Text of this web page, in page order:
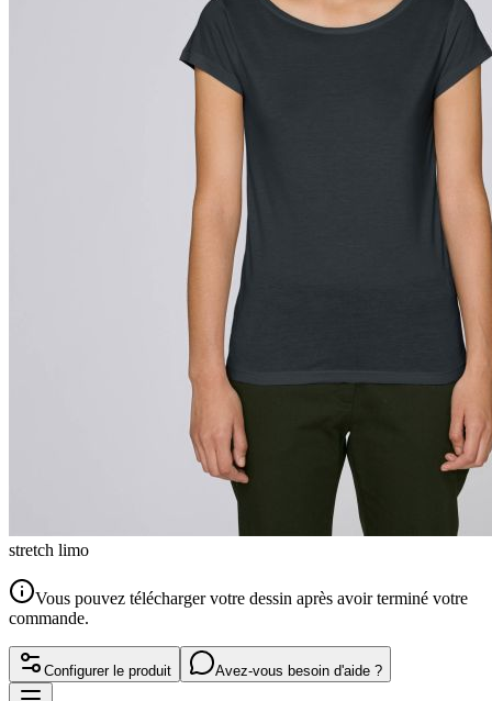
stretch limo
Vous pouvez télécharger votre dessin après avoir terminé votre
commande.
Configurer le produit Avez-vous besoin d'aide ?